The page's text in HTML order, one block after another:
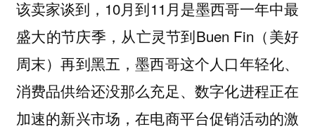
该卖家谈到，10月到11月是墨西哥一年中最
盛大的节庆季，从亡灵节到Buen Fin（美好
周末）再到黑五，墨西哥这个人口年轻化、
消费品供给还没那么充足、数字化进程正在
加速的新兴市场，在电商平台促销活动的激